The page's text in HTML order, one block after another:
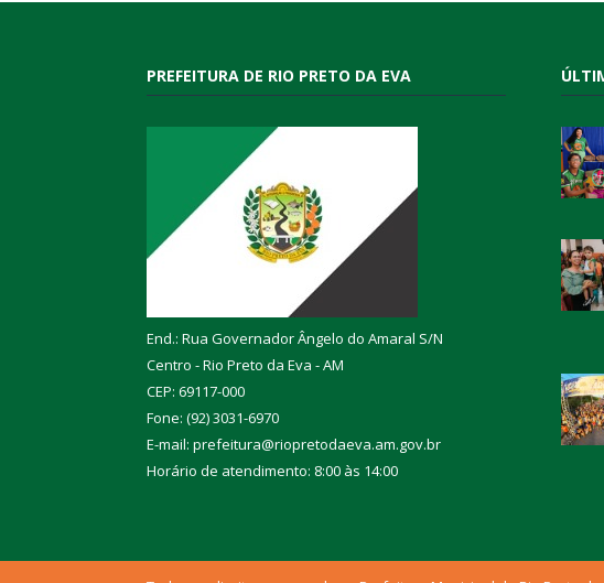
PREFEITURA DE RIO PRETO DA EVA
End.: Rua Governador Ângelo do Amaral S/N
Centro - Rio Preto da Eva - AM
CEP: 69117-000
Fone: (92) 3031-6970
E-mail: prefeitura@riopretodaeva.am.gov.br
Horário de atendimento: 8:00 às 14:00